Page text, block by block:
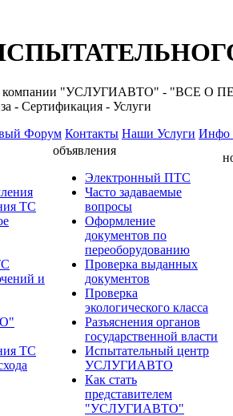
компании "УСЛУГИАВТО" -
- Сертификация - Услуги
Форум Контакты Наши Услуги Инфо
ТС
и
ТС
объявления
Электронный ПТС
Часто задаваемые
вопросы
Оформление
документов по
переоборудованию
Проверка выданных
документов
Проверка
экологического класса
Разъяснения органов
государственной власти
Испытательный центр
УСЛУГИАВТО
Как стать
представителем
"УСЛУГИАВТО"